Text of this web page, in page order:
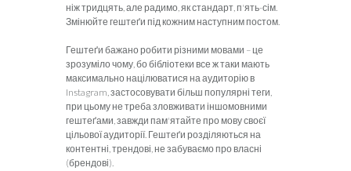
ніж тридцять, але радимо, як стандарт, п'ять-сім.
Змінюйте гештеґи під кожним наступним постом.
Гештеґи бажано робити різними мовами – це
зрозуміло чому, бо бібліотеки все ж таки мають
максимально націлюватися на аудиторію в
Instagram, застосовувати більш популярні теги,
при цьому не треба зловживати іншомовними
гештеґами, завжди пам'ятайте про мову своєї
цільової аудиторії. Гештеґи розділяються на
контентні, трендові, не забуваємо про власні
(брендові).